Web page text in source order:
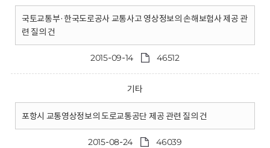
국토교통부·한국도로공사 교통사고 영상정보의 손해보험사 제공 관
련 질의 건
2015-09-14 46512
기타
포항시 교통영상정보의 도로교통공단 제공 관련 질의 건
2015-08-24 46039